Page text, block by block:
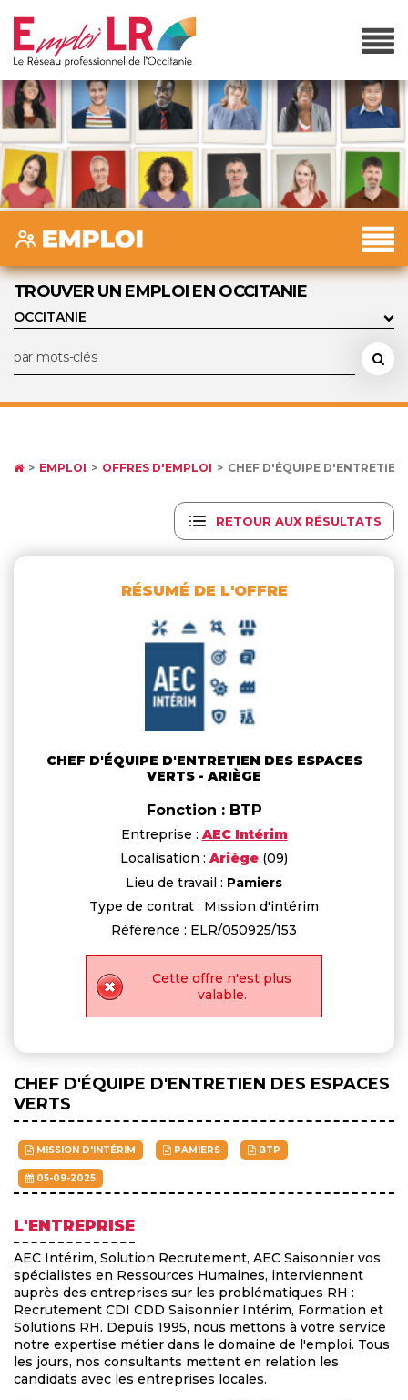
TROUVER UN EMPLOI EN OCCITANIE
EMPLOI OFFRES D'EMPLOI CHEF D'ÉQUIPE D'ENTRETIEN
RETOUR AUX RÉSULTATS
RÉSUMÉ DE L'OFFRE
CHEF D'ÉQUIPE D'ENTRETIEN DES ESPACES
VERTS - ARIÈGE
Fonction : BTP
Entreprise : AEC Intérim
Localisation : Ariège (09)
Lieu de travail : Pamiers
Type de contrat : Mission d'intérim
Référence : ELR/050925/153
Cette offre n'est plus
valable.
CHEF D'ÉQUIPE D'ENTRETIEN DES ESPACES
VERTS
MISSION D'INTÉRIM PAMIERS BTP
05-09-2025
L'ENTREPRISE
AEC Intérim, Solution Recrutement, AEC Saisonnier vos
spécialistes en Ressources Humaines, interviennent
auprès des entreprises sur les problématiques RH :
Recrutement CDI CDD Saisonnier Intérim, Formation et
Solutions RH. Depuis 1995, nous mettons à votre service
notre expertise métier dans le domaine de l'emploi. Tous
les jours, nos consultants mettent en relation les
candidats avec les entreprises locales.